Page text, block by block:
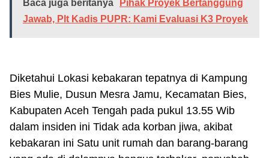
Baca juga beritanya
Pihak Proyek Bertanggung
Jawab, Plt Kadis PUPR: Kami Evaluasi K3 Proyek
Diketahui Lokasi kebakaran tepatnya di Kampung
Bies Mulie, Dusun Mesra Jamu, Kecamatan Bies,
Kabupaten Aceh Tengah pada pukul 13.55 Wib
dalam insiden ini Tidak ada korban jiwa, akibat
kebakaran ini Satu unit rumah dan barang-barang